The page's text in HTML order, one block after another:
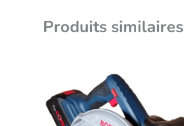
Produits similaires